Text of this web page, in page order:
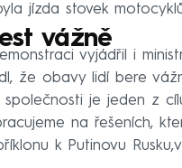
jízda stovek
vážně
vyjádřil i
že obavy lidí bere
je jeden z
na řešeních,
k Putinovu